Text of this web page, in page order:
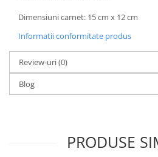
Dimensiuni carnet: 15 cm x 12 cm
Informatii conformitate produs
Review-uri(0)
Blog
PRODUSE